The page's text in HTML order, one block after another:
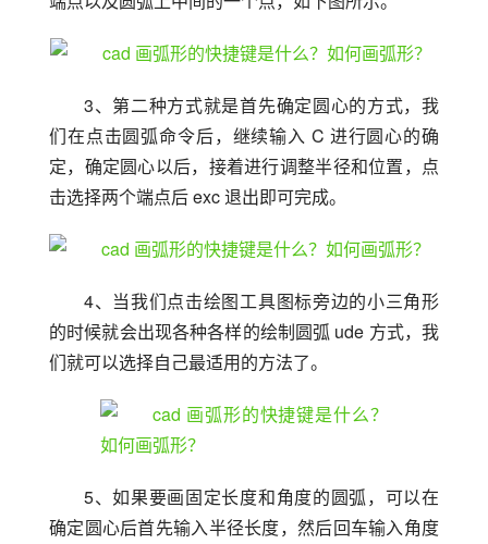
3、第二种方式就是首先确定圆心的方式，我
们在点击圆弧命令后，继续输入 C 进行圆心的确
定，确定圆心以后，接着进行调整半径和位置，点
击选择两个端点后 exc 退出即可完成。
4、当我们点击绘图工具图标旁边的小三角形
的时候就会出现各种各样的绘制圆弧 ude 方式，我
们就可以选择自己最适用的方法了。
5、如果要画固定长度和角度的圆弧，可以在
确定圆心后首先输入半径长度，然后回车输入角度